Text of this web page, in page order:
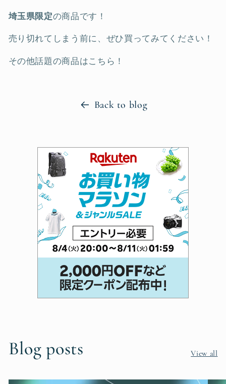
埼玉県限定の商品です！
売り切れてしまう前に、ぜひ買ってみてください！
その他話題の商品はこちら！
Back to blog
Blog posts View all